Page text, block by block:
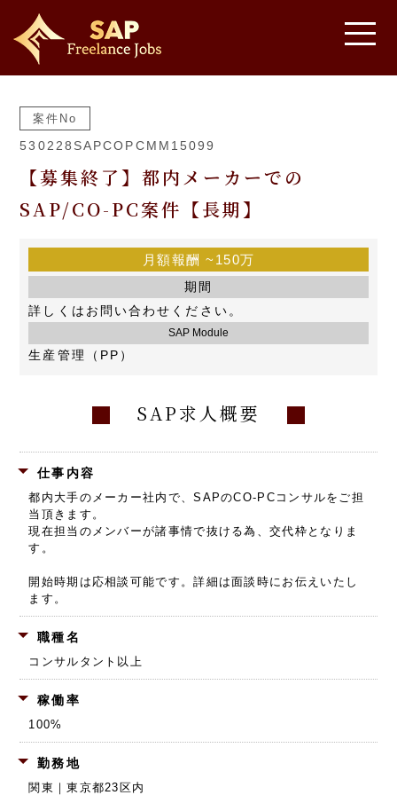
案件No
530228SAPCOPCMM15099
【募集終了】都内メーカーでの
SAP/CO-PC案件【長期】
月額報酬 ~150万
期間
詳しくはお問い合わせください。
SAP Module
生産管理（PP）
SAP求人概要
仕事内容
都内大手のメーカー社内で、SAPのCO-PCコンサルをご担
当頂きます。
現在担当のメンバーが諸事情で抜ける為、交代枠となりま
す。
開始時期は応相談可能です。詳細は面談時にお伝えいたし
ます。
職種名
コンサルタント以上
稼働率
100%
勤務地
関東｜東京都23区内